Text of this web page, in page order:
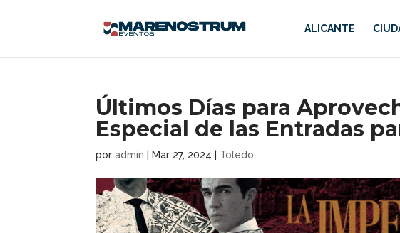
ALICANTE
Últimos Días para
Especial de las Entradas
poradmin Mar 27, 2024 Toledo